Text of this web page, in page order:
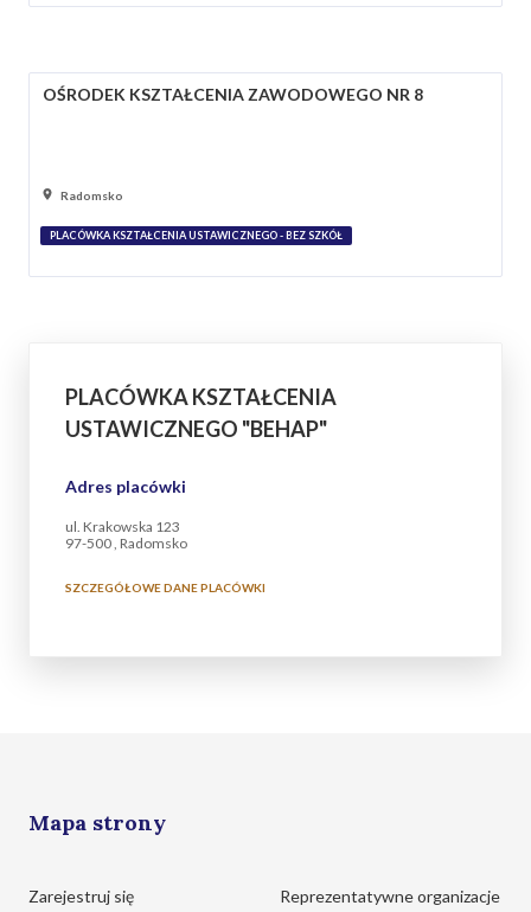
OŚRODEK KSZTAŁCENIA ZAWODOWEGO NR 8
Radomsko
PLACÓWKA KSZTAŁCENIA USTAWICZNEGO - BEZ SZKÓŁ
PLACÓWKA KSZTAŁCENIA
USTAWICZNEGO "BEHAP"
Adres placówki
ul. Krakowska 123
97-500 , Radomsko
SZCZEGÓŁOWE DANE PLACÓWKI
Mapa strony
Zarejestruj się
Reprezentatywne organizacje